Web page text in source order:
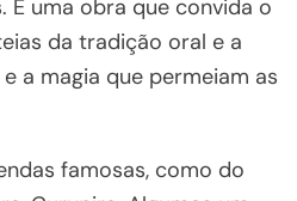
É uma obra que convida o
da tradição oral e a
a magia que permeiam as
famosas, como do